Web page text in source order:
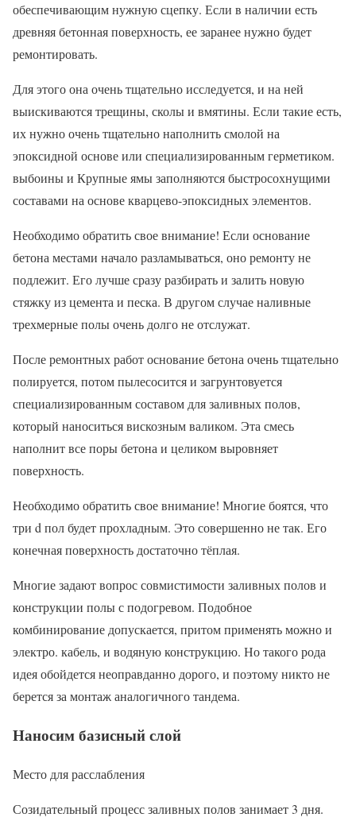
обеспечивающим нужную сцепку. Если в наличии есть
древняя бетонная поверхность, ее заранее нужно будет
ремонтировать.
Для этого она очень тщательно исследуется, и на ней
выискиваются трещины, сколы и вмятины. Если такие есть,
их нужно очень тщательно наполнить смолой на
эпоксидной основе или специализированным герметиком.
выбоины и Крупные ямы заполняются быстросохнущими
составами на основе кварцево-эпоксидных элементов.
Необходимо обратить свое внимание! Если основание
бетона местами начало разламываться, оно ремонту не
подлежит. Его лучше сразу разбирать и залить новую
стяжку из цемента и песка. В другом случае наливные
трехмерные полы очень долго не отслужат.
После ремонтных работ основание бетона очень тщательно
полируется, потом пылесосится и загрунтовуется
специализированным составом для заливных полов,
который наноситься вискозным валиком. Эта смесь
наполнит все поры бетона и целиком выровняет
поверхность.
Необходимо обратить свое внимание! Многие боятся, что
три d пол будет прохладным. Это совершенно не так. Его
конечная поверхность достаточно тёплая.
Многие задают вопрос совмистимости заливных полов и
конструкции полы с подогревом. Подобное
комбинирование допускается, притом применять можно и
электро. кабель, и водяную конструкцию. Но такого рода
идея обойдется неоправданно дорого, и поэтому никто не
берется за монтаж аналогичного тандема.
Наносим базисный слой
Место для расслабления
Созидательный процесс заливных полов занимает 3 дня.